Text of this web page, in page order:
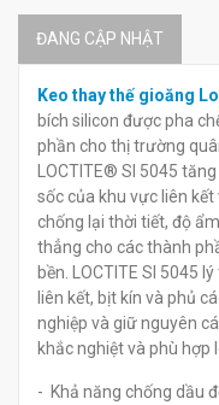
0đ
ĐANG CẬP NHẬT
Keo thay thế gioăng
bích silicon được pha
phần cho thị trường
LOCTITE® SI 5045
sốc của khu vực liên
chống lại thời tiết, độ
thẳng cho các thành
bền. LOCTITE SI 5045
liên kết, bịt kín và phủ
nghiệp và giữ nguyên
khắc nghiệt và phù hợp
- Khả năng chống dầu